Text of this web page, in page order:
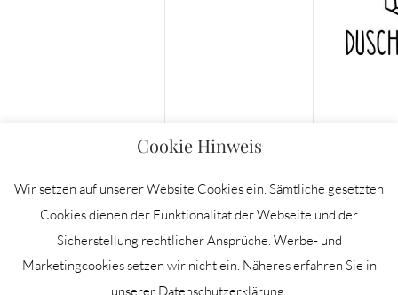
IMPRESSUM
DATENSCHUTZERKLÄRUNG
Cookie Hinweis
Wir setzen auf unserer Website Cookies ein. Sämtliche gesetzten
Cookies dienen der Funktionalität der Webseite und der
Sicherstellung rechtlicher Ansprüche. Werbe- und
Marketingcookies setzen wir nicht ein. Näheres erfahren Sie in
unserer Datenschutzerklärung.